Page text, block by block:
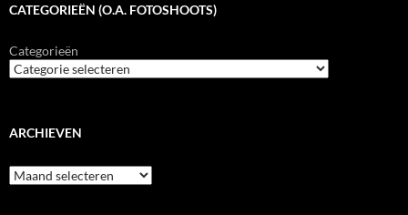
CATEGORIEËN (O.A. FOTOSHOOTS)
Categorieën
ARCHIEVEN
Archieven